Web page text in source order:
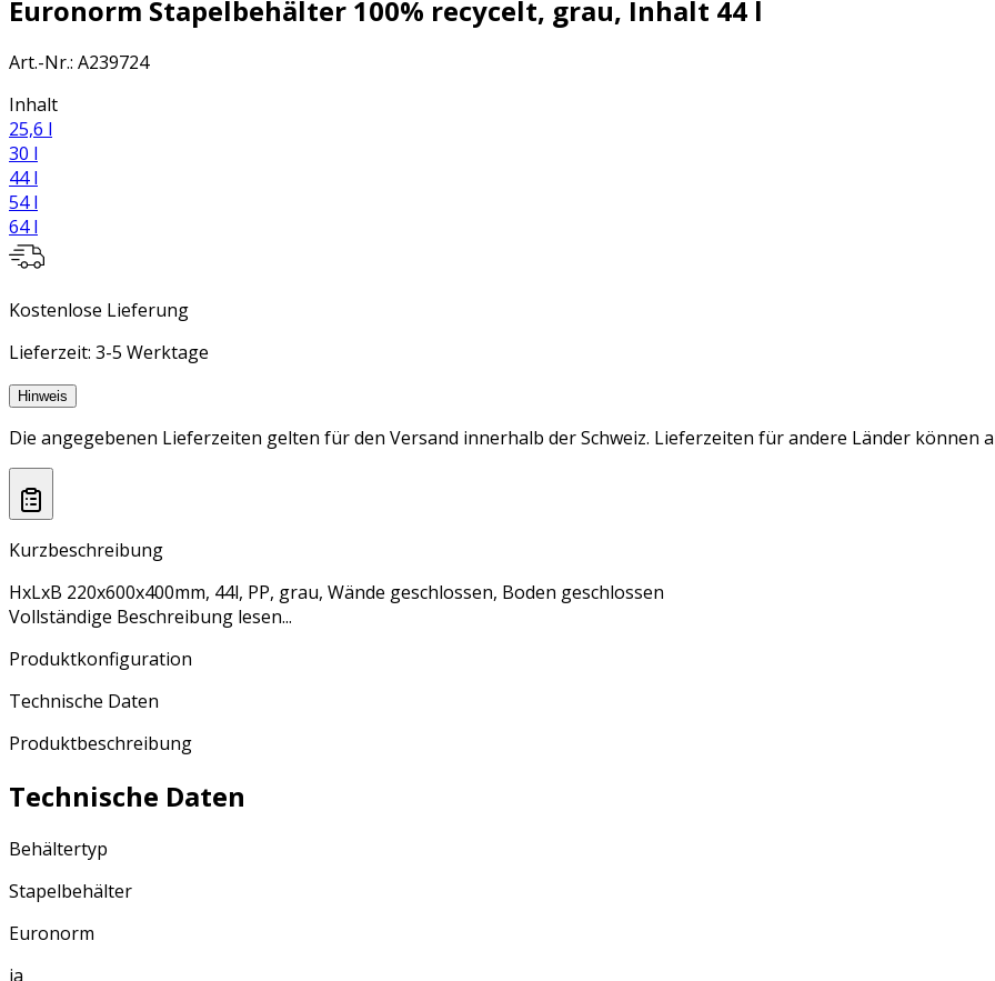
Euronorm Stapelbehälter 100% recycelt, grau, Inhalt 44 l
Art.-Nr.: A239724
Inhalt
25,6 l
30 l
44 l
54 l
64 l
Kostenlose Lieferung
Lieferzeit: 3-5 Werktage
Hinweis
Die angegebenen Lieferzeiten gelten für den Versand innerhalb der Schweiz. Lieferzeiten für andere Länder können
Kurzbeschreibung
HxLxB 220x600x400mm, 44l, PP, grau, Wände geschlossen, Boden geschlossen
Vollständige Beschreibung lesen...
Produktkonfiguration
Technische Daten
Produktbeschreibung
Technische Daten
Behältertyp
Stapelbehälter
Euronorm
ja